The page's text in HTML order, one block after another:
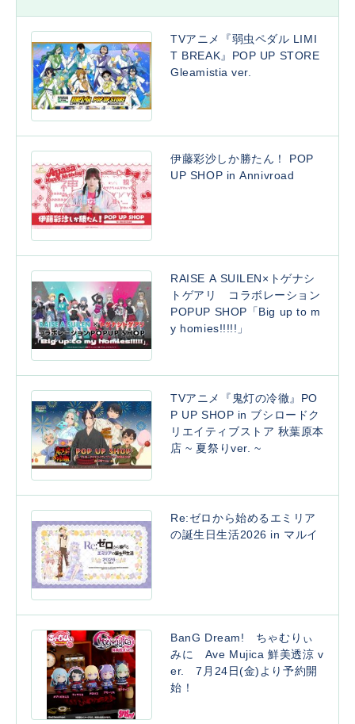
TVアニメ『弱虫ペダル LIMI
T BREAK』POP UP STORE
Gleamistia ver.
伊藤彩沙しか勝たん！ POP
UP SHOP in Annivroad
RAISE A SUILEN×トゲナシ
トゲアリ コラボレーション
POPUP SHOP「Big up to m
y homies!!!!!」
TVアニメ『鬼灯の冷徹』PO
P UP SHOP in ブシロードク
リエイティブストア 秋葉原本
店 ~ 夏祭りver. ~
Re:ゼロから始めるエミリア
の誕生日生活2026 in マルイ
BanG Dream! ちゃむりぃ
みに Ave Mujica 鮮美透涼 v
er. 7月24日(金)より予約開
始！